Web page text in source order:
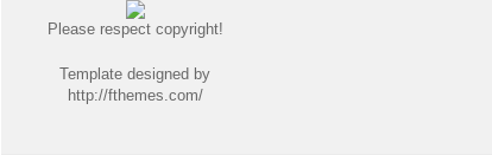
Please respect copyright!
Template designed by
http://fthemes.com/